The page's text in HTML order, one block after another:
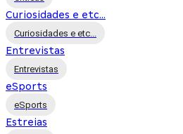
Curiosidades e etc...
Curiosidades e etc...
Entrevistas
Entrevistas
eSports
eSports
Estreias